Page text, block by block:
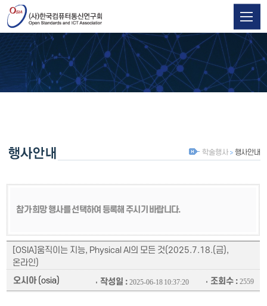
학술행사 행사안내
참가 희망 행사를 선택하여 등록해 주시기 바랍니다.
[OSIA]움직이는 지능, Physical AI의 모든 것(2025.7.18.(금),
온라인)
오시아(osia) 작성일 :2025-06-18 10:37:20 조회수 :2559